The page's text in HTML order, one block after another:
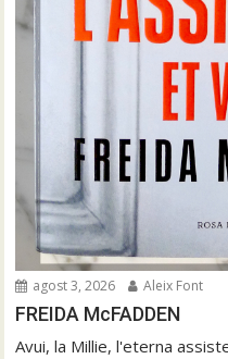
agost 3, 2026 Aleix Font
FREIDA McFADDEN
Avui, la Millie, l'eterna